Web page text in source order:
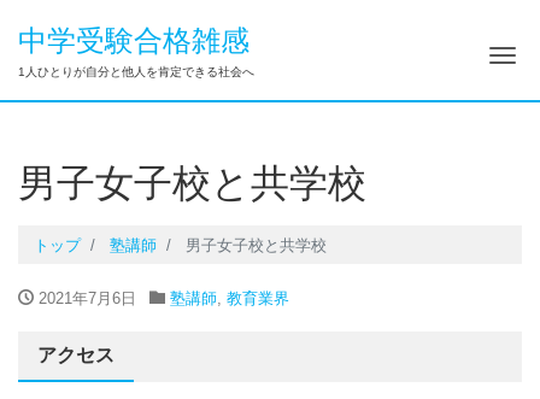
中学受験合格雑感
1人ひとりが自分と他人を肯定できる社会へ ナ
男子女子校と共学校
トップ 塾講師 男子女子校と共学校
2021年7月6日 塾講師, 教育業界
アクセス